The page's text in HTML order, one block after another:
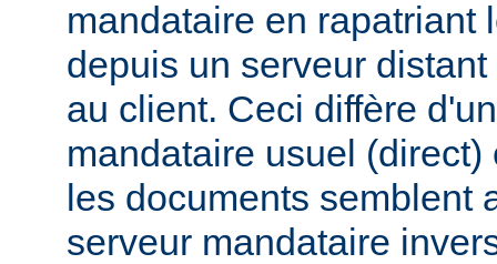
mandataire en rapatriant
depuis un serveur
au client. Ceci diffère
mandataire usuel (direct)
les documents semblent
serveur mandataire